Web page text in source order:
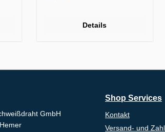
Details
GmbH
Shop Services
Kontakt
Versand- und